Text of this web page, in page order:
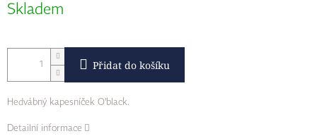
cena:
Skladem
Přidat do košíku
Hedvábný kapesníček O'black.
Detailní informace